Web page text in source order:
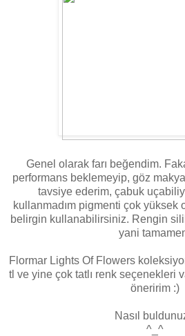
Genel olarak farı beğendim.
performans beklemeyip, göz
tavsiye ederim, çabuk
kullanmadım pigmenti çok yüksek
belirgin kullanabilirsiniz. Rengin
yani
Flormar Lights Of Flowers
tl ve yine çok tatlı renk seçenekleri
öneririm :)
Nasıl
^_^